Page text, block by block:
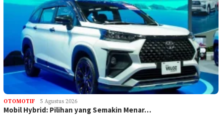
OTOMOTIF 5 Agustus 2026
Mobil Hybrid: Pilihan yang Semakin Menar…